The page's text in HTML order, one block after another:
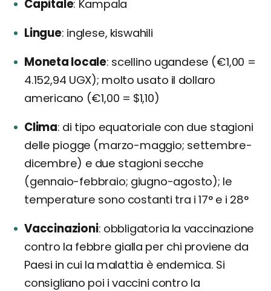
Capitale Kampala
Lingue inglese, kiswahili
Moneta locale scellino ugandese (€1,00 =
4.152,94 UGX); molto usato il dollaro
americano (€1,00 = $1,10)
Clima di tipo equatoriale con due stagioni
delle piogge (marzo-maggio; settembre-
dicembre) e due stagioni secche
(gennaio-febbraio; giugno-agosto); le
temperature sono costanti tra i 17° e i 28°
Vaccinazioni obbligatoria la vaccinazione
contro la febbre gialla per chi proviene da
Paesi in cui la malattia è endemica. Si
consigliano poi i vaccini contro la